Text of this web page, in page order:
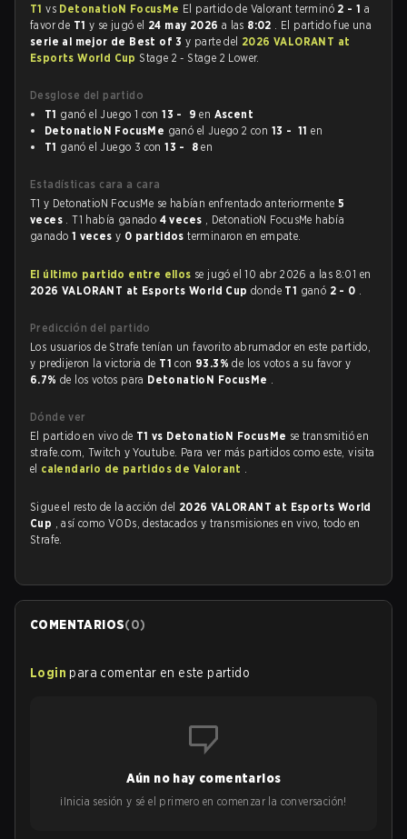
T1vs DetonatioN FocusMe El partido de Valorant terminó 2 - 1 a
favor de T1 y se jugó el 24 may 2026 a las 8:02 . El partido fue una
serie al mejor de Best of 3y parte del 2026 VALORANT at
Esports World Cup Stage 2 - Stage 2 Lower.
Desglose del partido
T1 ganó el Juego 1 con13 - 9 en Ascent
DetonatioN FocusMe ganó el Juego 2 con 13 - 11 en
T1 ganó el Juego 3 con13 - 8 en
Estadísticas cara a cara
T1 y DetonatioN FocusMe se habían enfrentado anteriormente 5
veces . T1 había ganado 4 veces , DetonatioN FocusMe había
ganado 1 vecesy 0 partidosterminaron en empate.
El último partido entre ellos se jugó el 10 abr 2026 a las 8:01 en
2026 VALORANT at Esports World Cup donde T1 ganó 2 - 0 .
Predicción del partido
Los usuarios de Strafe tenían un favorito abrumador en este partido,
y predijeron la victoria de T1con 93.3%de los votos a su favor y
6.7% de los votos para DetonatioN FocusMe .
Dónde ver
El partido en vivo de T1 vs DetonatioN FocusMe se transmitió en
strafe.com, Twitch y Youtube. Para ver más partidos como este, visita
el calendario de partidos de Valorant .
Sigue el resto de la acción del 2026 VALORANT at Esports World
Cup , así como VODs, destacados y transmisiones en vivo, todo en
Strafe.
COMENTARIOS(0)
Login para comentar en este partido
Aún no hay comentarios
¡Inicia sesión y sé el primero en comenzar la conversación!